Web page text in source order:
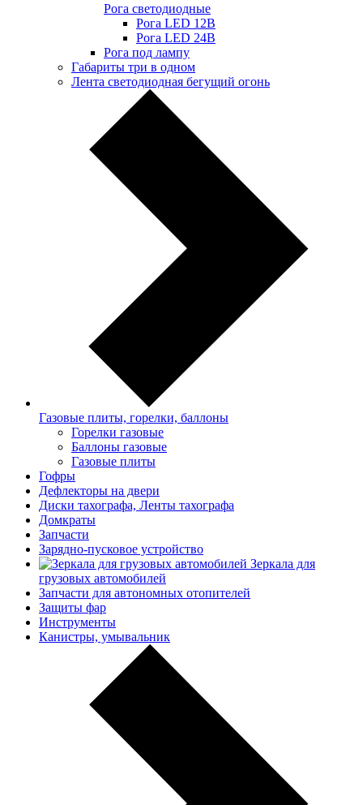
Рога светодиодные
Рога LED 12В
Рога LED 24В
Рога под лампу
Габариты три в одном
Лента светодиодная бегущий огонь
Газовые плиты, горелки, баллоны
Горелки газовые
Баллоны газовые
Газовые плиты
Гофры
Дефлекторы на двери
Диски тахографа, Ленты тахографа
Домкраты
Запчасти
Зарядно-пусковое устройство
Зеркала для
грузовых автомобилей
Запчасти для автономных отопителей
Защиты фар
Инструменты
Канистры, умывальник